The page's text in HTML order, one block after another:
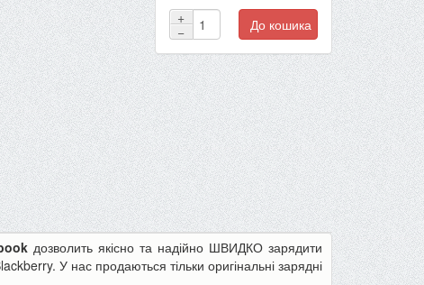
+
−
До кошика
дозволить якісно та надійно ШВИДКО зарядити
У нас продаються тільки оригінальні зарядні